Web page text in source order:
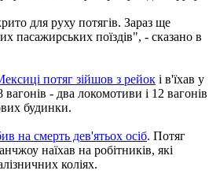
для руху потягів. Зараз ще
пасажирських поїздів", - сказано в
потяг зійшов з рейок і в'їхав у
- два локомотиви і 12 вагонів
будинки.
на смерть дев'ятьох осіб. Потяг
наїхав на робітників, які
коліях.